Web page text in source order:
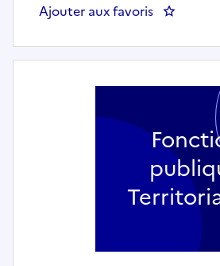
Ajouter aux favoris :